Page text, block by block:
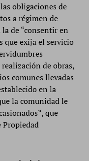
obligaciones de
a régimen de
de “consentir en
que exija el servicio
de obras,
comunes llevadas
en la
la comunidad le
que
Propiedad